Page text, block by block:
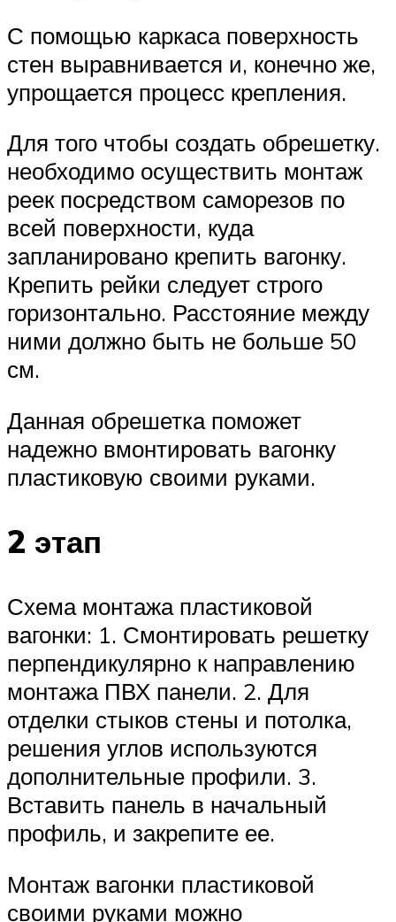
С помощью каркаса поверхность
стен выравнивается и, конечно же,
упрощается процесс крепления.
Для того чтобы создать обрешетку.
необходимо осуществить монтаж
реек посредством саморезов по
всей поверхности, куда
запланировано крепить вагонку.
Крепить рейки следует строго
горизонтально. Расстояние между
ними должно быть не больше 50
см.
Данная обрешетка поможет
надежно вмонтировать вагонку
пластиковую своими руками.
2 этап
Схема монтажа пластиковой
вагонки: 1. Смонтировать решетку
перпендикулярно к направлению
монтажа ПВХ панели. 2. Для
отделки стыков стены и потолка,
решения углов используются
дополнительные профили. 3.
Вставить панель в начальный
профиль, и закрепите ее.
Монтаж вагонки пластиковой
своими руками можно